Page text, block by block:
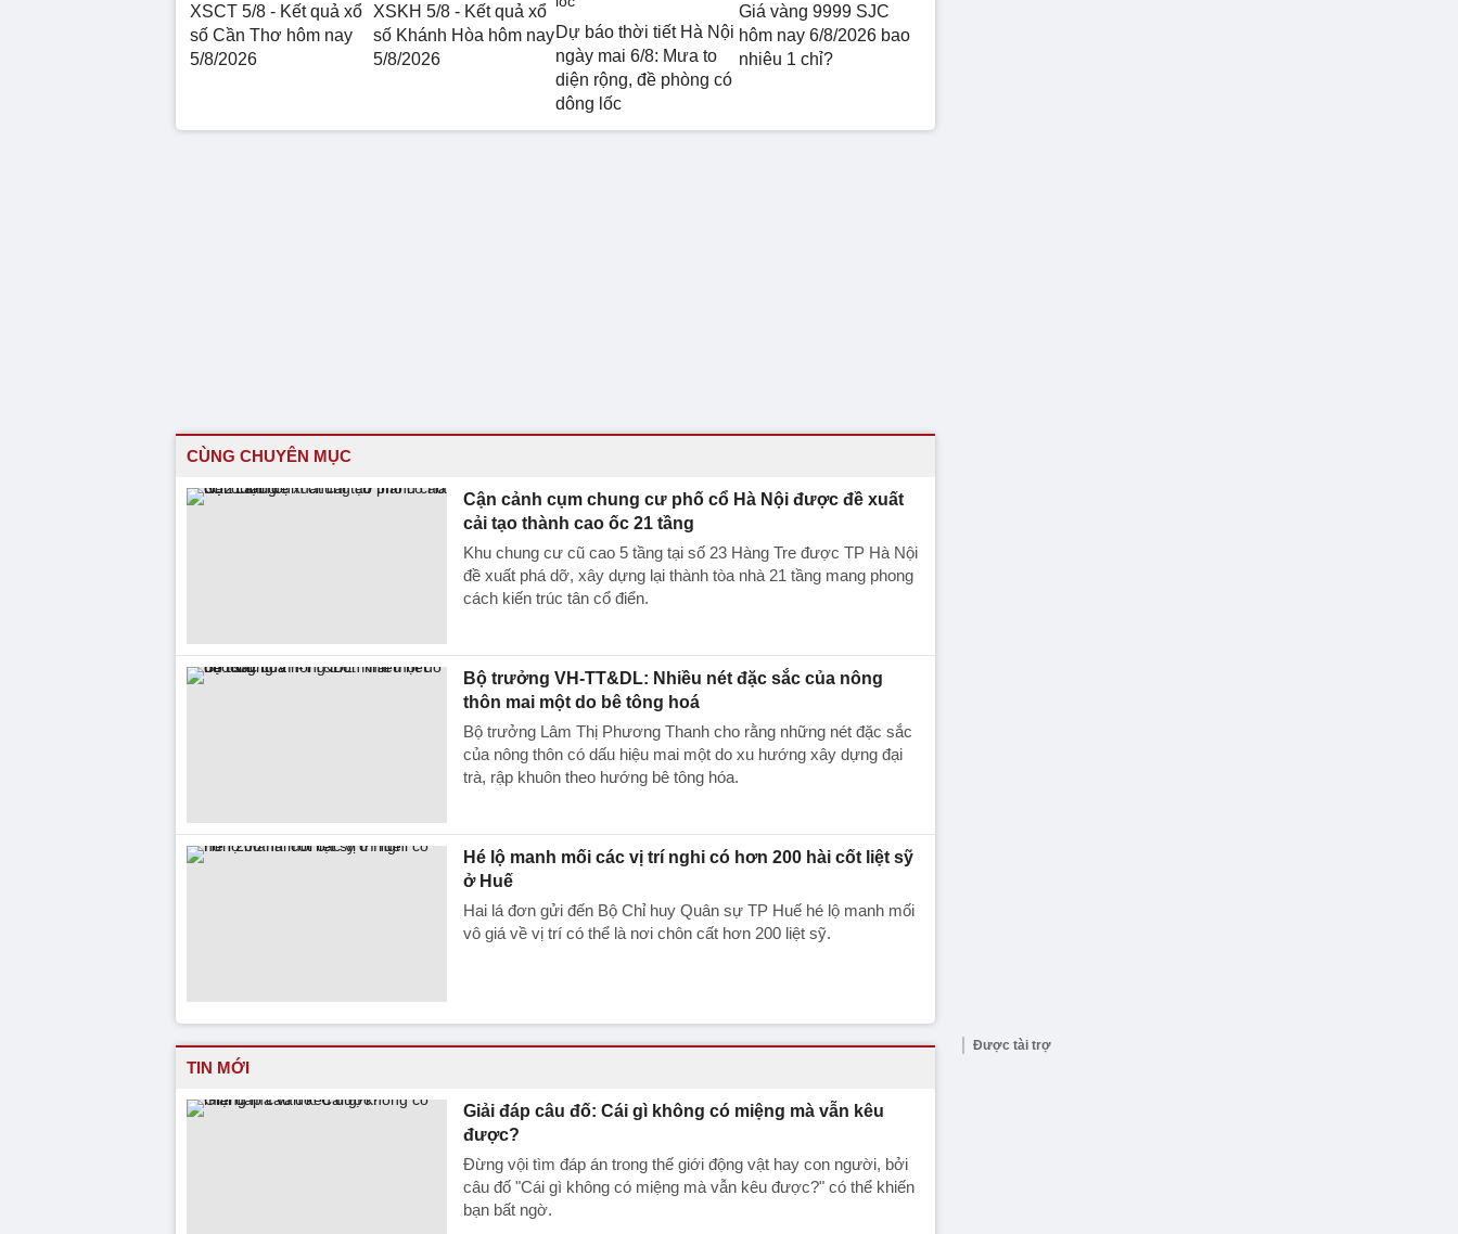
XSCT 5/8 - Kết quả xổ
số Cần Thơ hôm nay
5/8/2026
XSKH 5/8 - Kết quả xổ
số Khánh Hòa hôm nay
5/8/2026
Dự báo thời tiết Hà Nội
ngày mai 6/8: Mưa to
diện rộng, đề phòng có
dông lốc
Giá vàng 9999 SJC
hôm nay 6/8/2026 bao
nhiêu 1 chỉ?
CÙNG CHUYÊN MỤC
Cận cảnh cụm chung cư phố cổ Hà Nội được đề xuất
cải tạo thành cao ốc 21 tầng
Khu chung cư cũ cao 5 tầng tại số 23 Hàng Tre được TP Hà Nội
đề xuất phá dỡ, xây dựng lại thành tòa nhà 21 tầng mang phong
cách kiến trúc tân cổ điển.
Bộ trưởng VH-TT&DL: Nhiều nét đặc sắc của nông
thôn mai một do bê tông hoá
Bộ trưởng Lâm Thị Phương Thanh cho rằng những nét đặc sắc
của nông thôn có dấu hiệu mai một do xu hướng xây dựng đại
trà, rập khuôn theo hướng bê tông hóa.
Hé lộ manh mối các vị trí nghi có hơn 200 hài cốt liệt sỹ
ở Huế
Hai lá đơn gửi đến Bộ Chỉ huy Quân sự TP Huế hé lộ manh mối
vô giá về vị trí có thể là nơi chôn cất hơn 200 liệt sỹ.
TIN MỚI
Giải đáp câu đố: Cái gì không có miệng mà vẫn kêu
được?
Đừng vội tìm đáp án trong thế giới động vật hay con người, bởi
câu đố "Cái gì không có miệng mà vẫn kêu được?" có thể khiến
bạn bất ngờ.
Được tài trợ